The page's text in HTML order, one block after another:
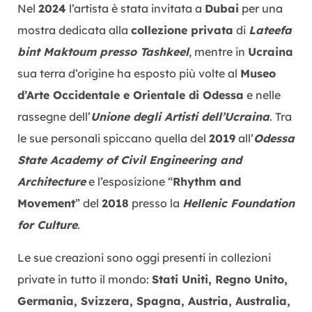
Nel 2024 l’artista è stata invitata a Dubai per una
mostra dedicata alla collezione privata di Lateefa
bint Maktoum presso Tashkeel, mentre in Ucraina
sua terra d’origine ha esposto più volte al Museo
d’Arte Occidentale e Orientale di Odessa e nelle
rassegne dell’Unione degli Artisti dell’Ucraina. Tra
le sue personali spiccano quella del 2019 all’Odessa
State Academy of Civil Engineering and
Architecturee l’esposizione “Rhythm and
Movement” del 2018 presso la Hellenic Foundation
for Culture.
Le sue creazioni sono oggi presenti in collezioni
private in tutto il mondo: Stati Uniti, Regno Unito,
Germania, Svizzera, Spagna, Austria, Australia,